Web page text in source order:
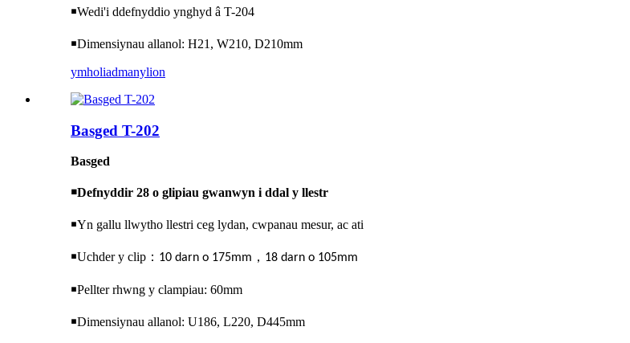
￭Wedi'i ddefnyddio ynghyd â T-204
￭Dimensiynau allanol: H21, W210, D210mm
ymholiadmanylion
Basged T-202
Basged
￭Defnyddir 28 o glipiau gwanwyn i ddal y llestr
￭Yn gallu llwytho llestri ceg lydan, cwpanau mesur, ac ati
￭Uchder y clip ： 10 darn o 175mm ， 18 darn o 105mm
￭Pellter rhwng y clampiau: 60mm
￭Dimensiynau allanol: U186, L220, D445mm